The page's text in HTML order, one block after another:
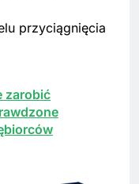
przyciągnięcia
zarobić